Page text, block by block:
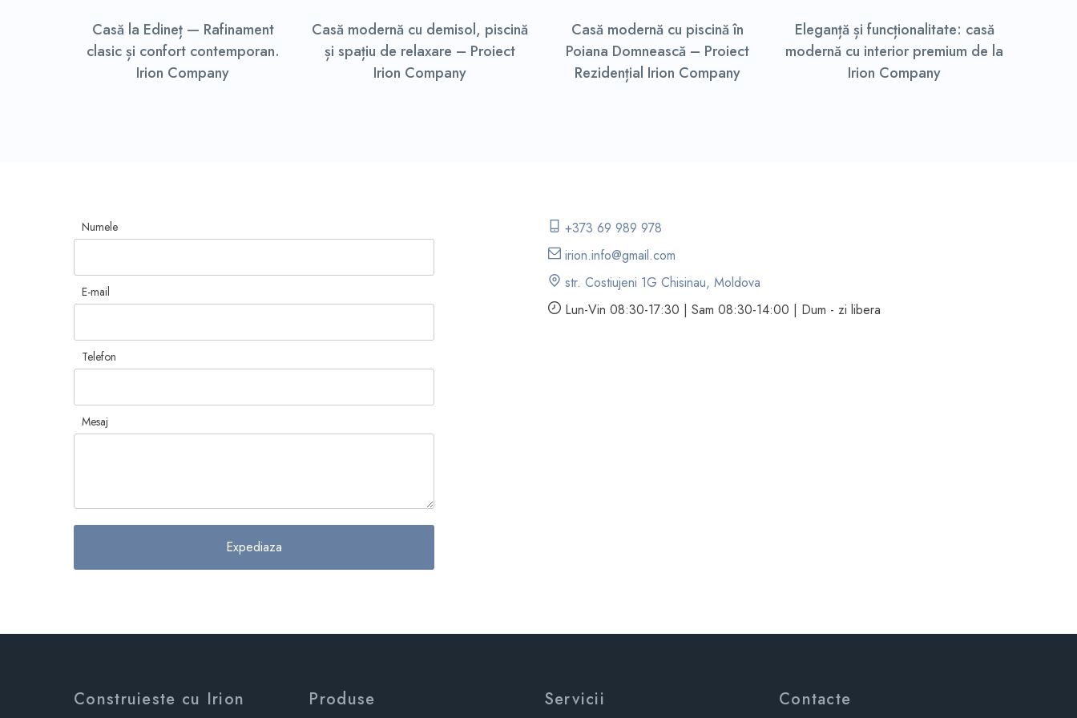
Casă la Edineț — Rafinament
clasic și confort contemporan.
Irion Company
Casă modernă cu demisol, piscină
și spațiu de relaxare – Proiect
Irion Company
Casă modernă cu piscină în
Poiana Domnească – Proiect
Rezidențial Irion Company
Eleganță și funcționalitate: casă
modernă cu interior premium de la
Irion Company
Numele
E-mail
Telefon
Mesaj
+373 69 989 978
irion.info@gmail.com
str. Costiujeni 1G Chisinau, Moldova
Lun-Vin 08:30-17:30 | Sam 08:30-14:00 | Dum - zi libera
Construieste cu Irion Produse Servicii Contacte